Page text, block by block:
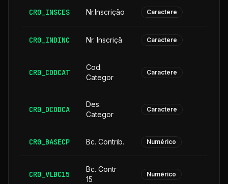
CR0_INSCES Nr.Inscrição Caractere
CR0_INDINC Nr. Inscriçã Caractere
CR0_CODCAT
Cod.
Categor
Caractere
CR0_DCODCA
Des.
Categor
Caractere
CR0_BASECP Bc. Contrib. Numérico
CR0_VLBC15
Bc. Contr
15
Numérico